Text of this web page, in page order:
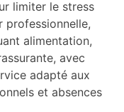
limiter le stress
professionnelle,
alimentation,
avec
adapté aux
et absences